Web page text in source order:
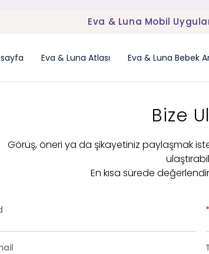
Eva & Luna Mobil
Eva & Luna Atlası Eva & Luna Bebek
Bize
​Görüş, öneri ya da şikayetiniz paylaşmak
En kısa sürede
*